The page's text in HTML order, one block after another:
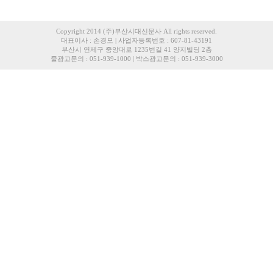
Copyright 2014 (주)부산시대신문사 All rights reserved.
대표이사 : 손경모 | 사업자등록번호 : 607-81-43191
부산시 연제구 중앙대로 1235번길 41 양지빌딩 2층
줄광고문의 : 051-939-1000 | 박스광고문의 : 051-939-3000